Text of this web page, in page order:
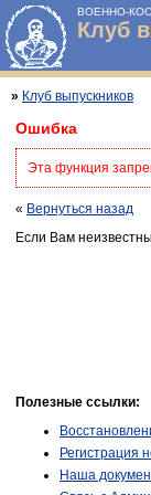
ВОЕННО-
Клуб
» Клуб выпускников
Ошибка
Эта функция
« Вернуться назад
Если Вам
Полезные ссылки:
Регистрация
Наша